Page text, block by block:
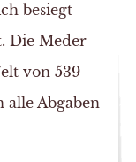
besiegt
Die Meder
von 539 -
alle Abgaben